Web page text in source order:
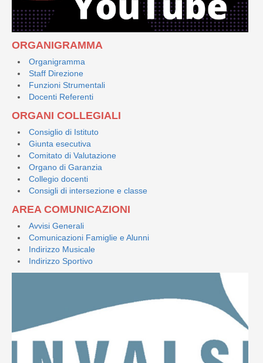
ORGANIGRAMMA
Organigramma
Staff Direzione
Funzioni Strumentali
Docenti Referenti
ORGANI COLLEGIALI
Consiglio di Istituto
Giunta esecutiva
Comitato di Valutazione
Organo di Garanzia
Collegio docenti
Consigli di intersezione e classe
AREA COMUNICAZIONI
Avvisi Generali
Comunicazioni Famiglie e Alunni
Indirizzo Musicale
Indirizzo Sportivo